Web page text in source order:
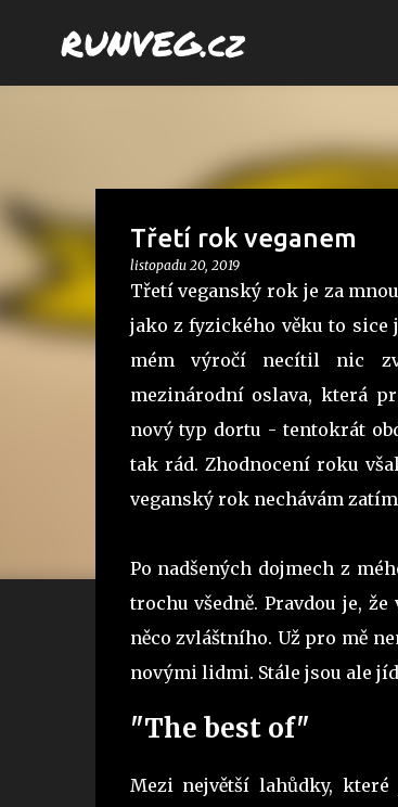
RUNVEG.cz
Třetí rok veganem
listopadu 20, 2019
Třetí veganský rok je za
jako z fyzického věku to sice
mém výročí necítil nic
mezinárodní oslava, která
nový typ dortu - tentokrát
tak rád. Zhodnocení roku
veganský rok nechávám
Po nadšených dojmech z
trochu všedně. Pravdou je,
něco zvláštního. Už pro mě
novými lidmi. Stále jsou ale
"The best of"
Mezi největší lahůdky,